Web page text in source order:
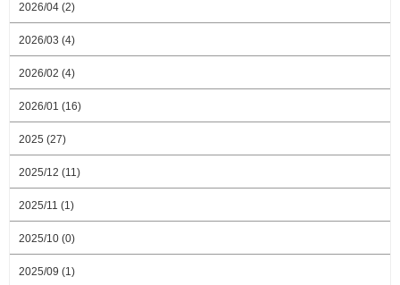
2026/04 (2)
2026/03 (4)
2026/02 (4)
2026/01 (16)
2025 (27)
2025/12 (11)
2025/11 (1)
2025/10 (0)
2025/09 (1)